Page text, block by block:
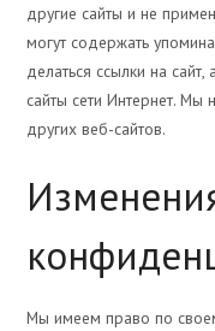
другие сайты и не
могут содержать
делаться ссылки на сайт,
сайты сети Интернет. Мы
других веб-сайтов.
Мы имеем право по